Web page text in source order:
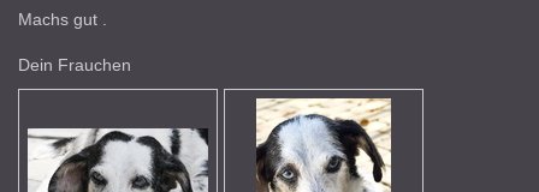
Machs gut .
Dein Frauchen